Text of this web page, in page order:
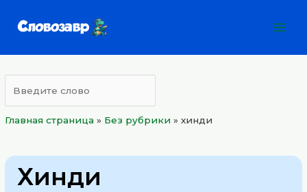
Главная страница » Без рубрики »хинди
Хинди